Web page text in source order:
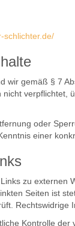
schlichter.de/
wir gemäß § 7
nicht verpflichtet,
oder
einer
zu externen
Seiten ist
Rechtswidrige
Kontrolle